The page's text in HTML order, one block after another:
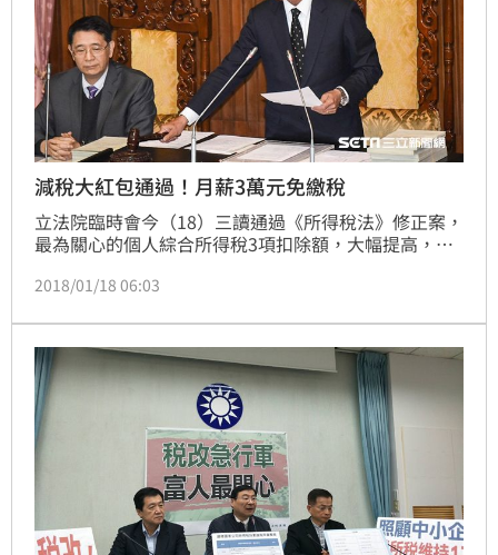
減稅大紅包通過！月薪3萬元免繳稅
立法院臨時會今（18）三讀通過《所得稅法》修正案，
最為關心的個人綜合所得稅3項扣除額，大幅提高，包
額提高至20萬元；同步還通過國民黨團修正動議，幼兒
年所得低於40.8萬元可望免繳稅，最快2019年5月報稅
前一年度時將可適用。
2018/01/18 06:03